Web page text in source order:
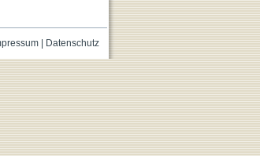
| Datenschutz